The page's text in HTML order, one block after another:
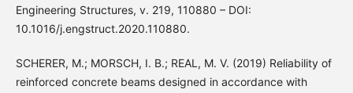
Engineering Structures, v. 219, 110880 – DOI:
10.1016/j.engstruct.2020.110880.
SCHERER, M.; MORSCH, I. B.; REAL, M. V. (2019) Reliability of
reinforced concrete beams designed in accordance with